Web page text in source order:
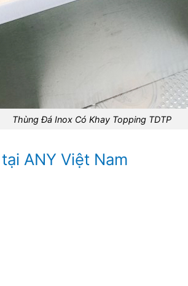
Thùng Đá Inox Có Khay Topping TDTP
ANY Việt Nam